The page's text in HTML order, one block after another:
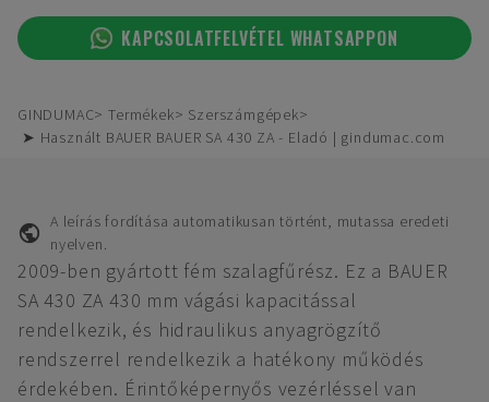
KAPCSOLATFELVÉTEL WHATSAPPON
GINDUMAC Termékek
Szerszámgépek
➤ Használt BAUER BAUER SA 430 ZA - Eladó | gindumac.com
A leírás fordítása automatikusan történt, mutassa eredeti
nyelven.
2009-ben gyártott fém szalagfűrész. Ez a BAUER
SA 430 ZA 430 mm vágási kapacitással
rendelkezik, és hidraulikus anyagrögzítő
rendszerrel rendelkezik a hatékony működés
érdekében. Érintőképernyős vezérléssel van